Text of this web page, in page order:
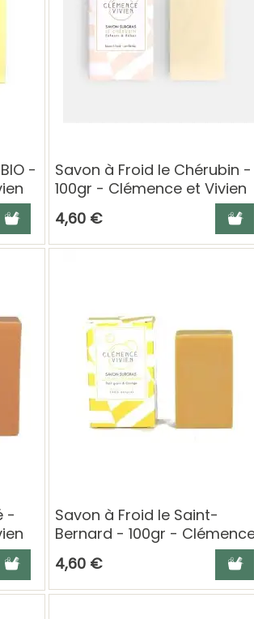
-
Ajouter au panier
Savon à Froid le Chérubin -
100gr - Clémence et Vivien
4,60 €
-
Ajouter au panier
Savon à Froid le Saint-
Bernard - 100gr -
et Vivien
4,60 €